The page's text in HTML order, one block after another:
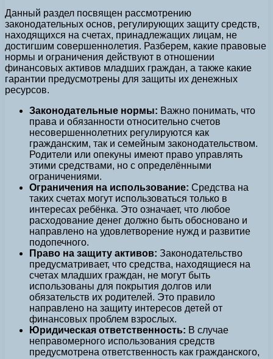
Данный раздел посвящен рассмотрению
законодательных основ, регулирующих защиту средств,
находящихся на счетах, принадлежащих лицам, не
достигшим совершеннолетия. Разберем, какие правовые
нормы и ограничения действуют в отношении
финансовых активов младших граждан, а также какие
гарантии предусмотрены для защиты их денежных
ресурсов.
Законодательные нормы: Важно понимать, что
права и обязанности относительно счетов
несовершеннолетних регулируются как
гражданским, так и семейным законодательством.
Родители или опекуны имеют право управлять
этими средствами, но с определёнными
ограничениями.
Ограничения на использование: Средства на
таких счетах могут использоваться только в
интересах ребёнка. Это означает, что любое
расходование денег должно быть обосновано и
направлено на удовлетворение нужд и развитие
подопечного.
Право на защиту активов: Законодательство
предусматривает, что средства, находящиеся на
счетах младших граждан, не могут быть
использованы для покрытия долгов или
обязательств их родителей. Это правило
направлено на защиту интересов детей от
финансовых проблем взрослых.
Юридическая ответственность: В случае
неправомерного использования средств
предусмотрена ответственность как гражданского,